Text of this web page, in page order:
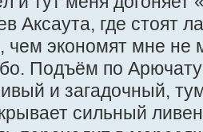
Аксаута, где стоят
чем экономят мне не
Подъём по
и загадочный,
сильный